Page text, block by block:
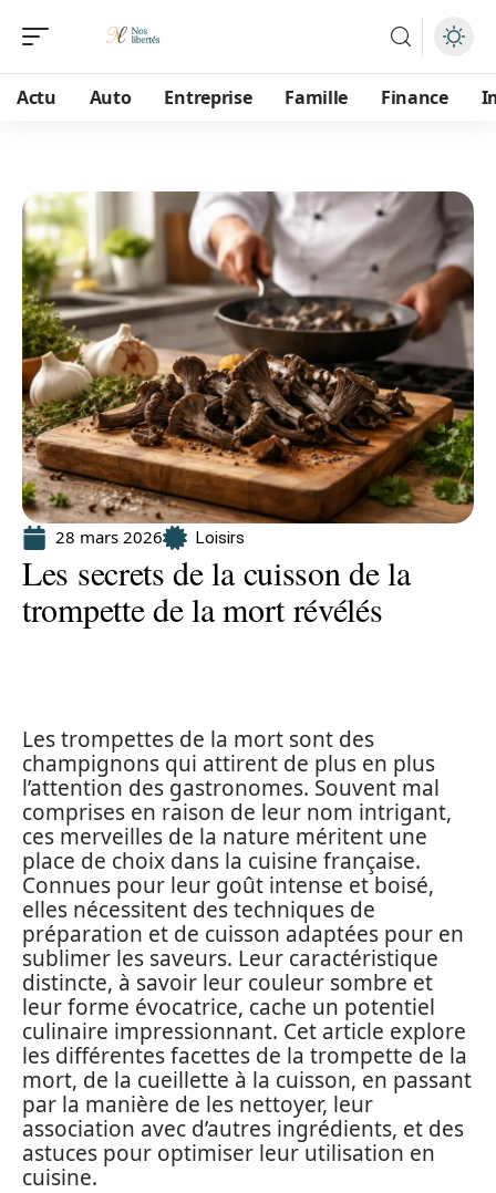
Actu Auto Entreprise Famille Finance
28 mars 2026 Loisirs
Les secrets de la cuisson de la
trompette de la mort révélés
Les trompettes de la mort sont des
champignons qui attirent de plus en plus
l’attention des gastronomes. Souvent mal
comprises en raison de leur nom intrigant,
ces merveilles de la nature méritent une
place de choix dans la cuisine française.
Connues pour leur goût intense et boisé,
elles nécessitent des techniques de
préparation et de cuisson adaptées pour en
sublimer les saveurs. Leur caractéristique
distincte, à savoir leur couleur sombre et
leur forme évocatrice, cache un potentiel
culinaire impressionnant. Cet article explore
les différentes facettes de la trompette de la
mort, de la cueillette à la cuisson, en passant
par la manière de les nettoyer, leur
association avec d’autres ingrédients, et des
astuces pour optimiser leur utilisation en
cuisine.